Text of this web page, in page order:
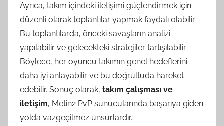
Ayrıca, takım içindeki iletişimi güçlendirmek için
düzenli olarak toplantılar yapmak faydalı olabilir.
Bu toplantılarda, önceki savaşların analizi
yapılabilir ve gelecekteki stratejiler tartışılabilir.
Böylece, her oyuncu takımın genel hedeflerini
daha iyi anlayabilir ve bu doğrultuda hareket
edebilir. Sonuç olarak, takım çalışması ve
iletişim, Metin2 PvP sunucularında başarıya giden
yolda vazgeçilmez unsurlardır.